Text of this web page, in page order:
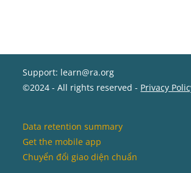
Support: learn@ra.org
©2024 - All rights reserved - Privacy
Data retention summary
Get the mobile app
Chuyển đổi giao diện chuẩn